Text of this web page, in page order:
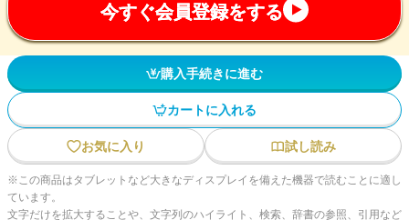
今すぐ会員登録をする
購入手続きに進む
カートに入れる
お気に入り 試し読み
※この商品はタブレットなど大きなディスプレイを備えた機器で読むことに適し
ています。
文字だけを拡大することや、文字列のハイライト、検索、辞書の参照、引用など